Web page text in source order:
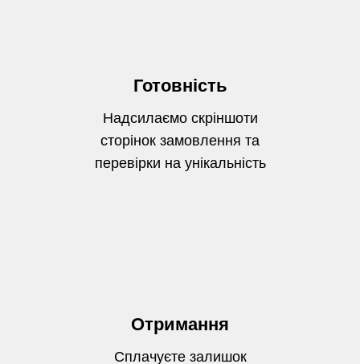
Готовність
Надсилаємо скріншоти
сторінок замовлення та
перевірки на унікальність
Отримання
Сплачуєте залишок